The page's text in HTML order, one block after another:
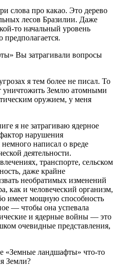
слова про какао. Это дерево
лесов Бразилии. Даже
то начальный уровень
Вы затрагивали вопросы
я тем более не писал. То
уничтожить Землю атомными
оружием, у меня
я не затрагиваю ядерное
нарушения
немного написал о вреде
деятельности.
транспорте, сельском
даже крайне
необратимых изменений
как и человеческий организм,
имеет мощную способность
— чтобы она успевала
и ядерные войны — это
очевидные представления,
«Земные ландшафты» что-то
Земли?